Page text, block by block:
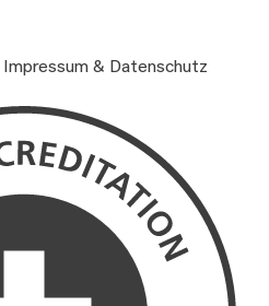
Impressum & Datenschutz